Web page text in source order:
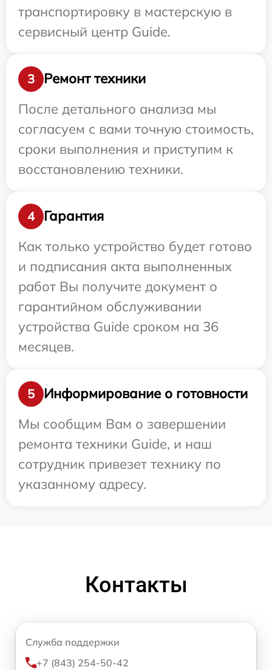
транспортировку в мастерскую в
сервисный центр Guide.
3
Ремонт техники
После детального анализа мы
согласуем с вами точную стоимость,
сроки выполнения и приступим к
восстановлению техники.
4
Гарантия
Как только устройство будет готово
и подписания акта выполненных
работ Вы получите документ о
гарантийном обслуживании
устройства Guide сроком на 36
месяцев.
5
Информирование о готовности
Мы сообщим Вам о завершении
ремонта техники Guide, и наш
сотрудник привезет технику по
указанному адресу.
Контакты
Служба поддержки
+7 (843) 254-50-42